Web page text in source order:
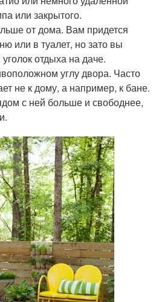
или закрытого.
от дома. Вам придется
или в туалет, но зато вы
отдыха на даче.
углу двора. Часто
не к дому, а например, к бане.
с ней больше и свободнее,